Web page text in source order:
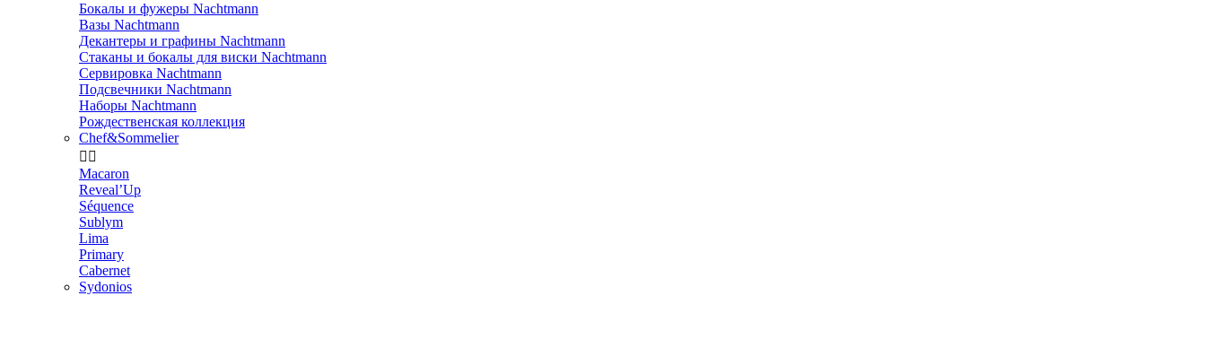
Бокалы и фужеры Nachtmann
Вазы Nachtmann
Декантеры и графины Nachtmann
Стаканы и бокалы для виски Nachtmann
Сервировка Nachtmann
Подсвечники Nachtmann
Наборы Nachtmann
Рождественская коллекция
Chef&Sommelier
 
Macaron
Reveal’Up
Séquence
Sublym
Lima
Primary
Cabernet
Sydonios